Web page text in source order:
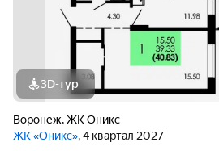
3D-тур
Воронеж,ЖК Оникс
ЖК «Оникс», 4 квартал 2027